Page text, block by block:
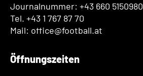
Journalnummer: +43 660 5150980
Tel. +43 1 767 87 70
Mail: office@football.at
Öffnungszeiten